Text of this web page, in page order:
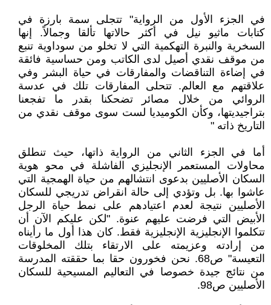
في الجزء الأول من الرواية" تتجلى سمة بارزة في
كتابات ماثيو نيل في أكثر حالاتها تألقا وجمالاً. إنها
السخرية والنبرة التهكمية التي لا تخلو من سوداوية تنبع
من موقف نقدي أصيل لدى الكاتب ومن حساسية فائقة
في إضاءة التناقضات والمفارقات في حياة البشر وفي
علاقتهم مع العالم. تتحلى المفارقات تلك في عدسة
الروائي من خلال مصائر تضحكنا بقدر ما تفجعنا
بتراجيديتها، وكأن الكوميديا لست سوى موقف نقدي من
التاريخ ذاته "
أما في الجزء الثاني من الرواية ذاتها، حيث تنطلق
محاولات المستعمر الإنجليزي الفاشلة في محو هوية
السكان الأصليين بدعوى انتشالهم من حياة الهمجية التي
عاشوا بها. بل وتؤدي إلى حالة انقراض تدريجي للسكان
الأصليين نتيجة لعدم اعتيادهم على نمط حياة الرجل
الأبيض التي فرضت عليهم عنوة. "لكن عليكم الآن أن
تتكلموا الإنجليزية الإنجليزية فقط. كان هذا أول ما رأيناه
من إرادته وعزيمته على الارتقاء بتلك المخلوقات
التعيسة" ص68. نحن فخورون حقا بما حققته المدرسة
من نتائج جيدة خصوصا في التعاليم المسيحية للسكان
الأصليين ص98.